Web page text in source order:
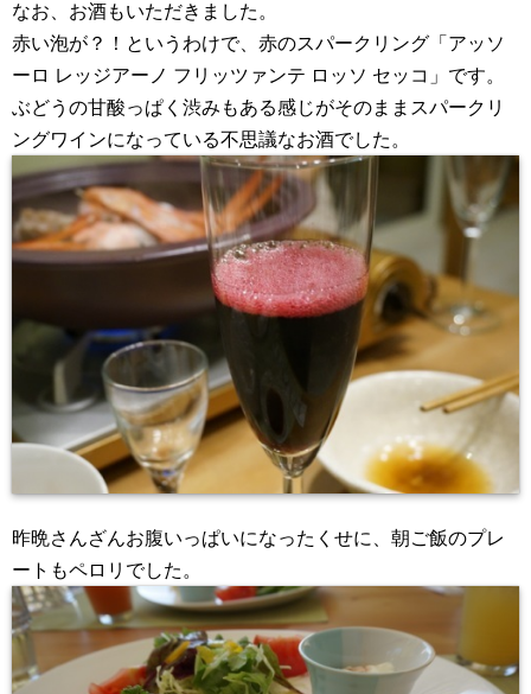
なお、お酒もいただきました。
赤い泡が？！というわけで、赤のスパークリング「アッソ
ーロ レッジアーノ フリッツァンテ ロッソ セッコ」です。
ぶどうの甘酸っぱく渋みもある感じがそのままスパークリ
ングワインになっている不思議なお酒でした。
昨晩さんざんお腹いっぱいになったくせに、朝ご飯のプレ
ートもペロリでした。